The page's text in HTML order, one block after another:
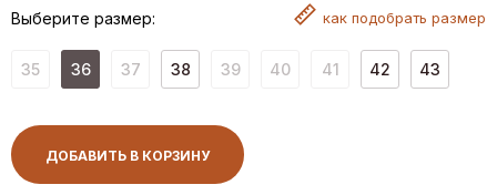
Выберите размер: как подобрать размер
35 36 37 38 39 40 41 42 43
ДОБАВИТЬ В КОРЗИНУ